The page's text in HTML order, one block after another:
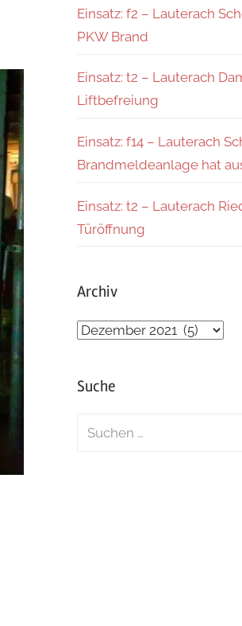
Einsatz: f2 – Lauterach
PKW Brand
Einsatz: t2 – Lauterach
Liftbefreiung
Einsatz: f14 – Lauterach
Brandmeldeanlage hat
Einsatz: t2 – Lauterach
Türöffnung
Archiv
Archiv
Suche
Suchen